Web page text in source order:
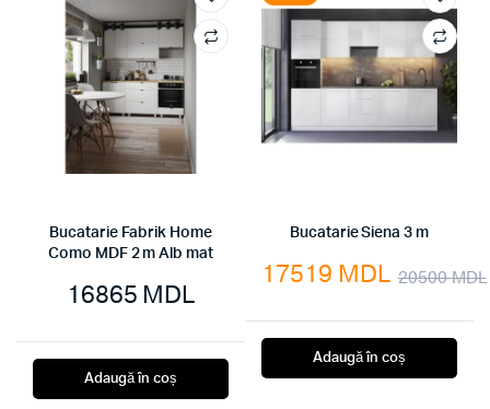
Bucatarie Fabrik Home
Como MDF 2 m Alb mat
16865 MDL
Adaugă în coș
Bucatarie Siena 3 m
20500MDL
17519 MDL
Adaugă în coș